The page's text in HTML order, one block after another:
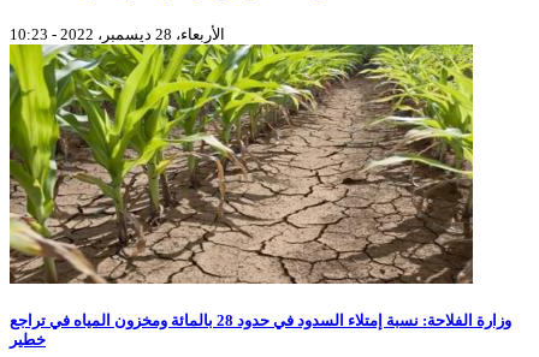
الأربعاء، 28 ديسمبر، 2022 - 10:23
وزارة الفلاحة: نسبة إمتلاء السدود في حدود 28 بالمائة ومخزون المياه في تراجع
خطير